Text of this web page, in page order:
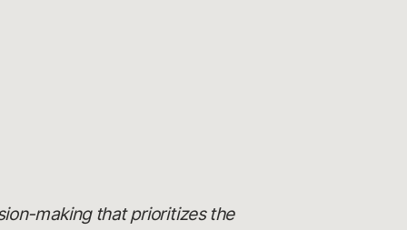
making that prioritizes the